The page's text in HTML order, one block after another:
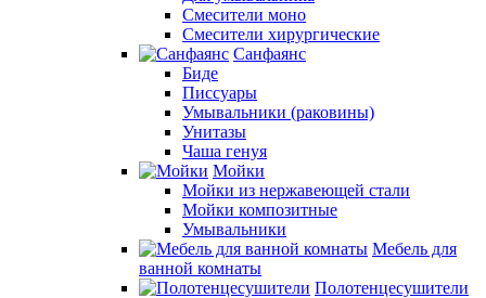
Смесители моно
Смесители хирургические
Санфаянс
Биде
Писсуары
Умывальники (раковины)
Унитазы
Чаша генуя
Мойки
Мойки из нержавеющей стали
Мойки композитные
Умывальники
Мебель для
ванной комнаты
Полотенцесушители